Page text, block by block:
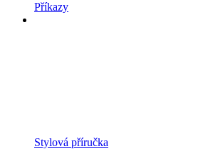
Příkazy
Stylová příručka